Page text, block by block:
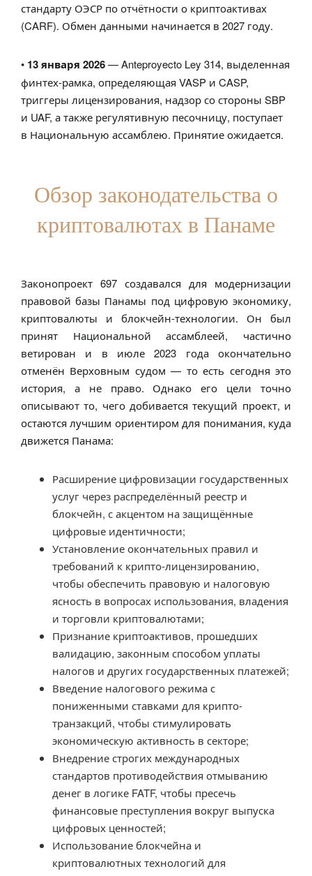
стандарту ОЭСР по отчётности о криптоактивах
(CARF). Обмен данными начинается в 2027 году.
• 13 января 2026— Anteproyecto Ley 314, выделенная
финтех-рамка, определяющая VASP и CASP,
триггеры лицензирования, надзор со стороны SBP
и UAF, а также регулятивную песочницу, поступает
в Национальную ассамблею. Принятие ожидается.
Обзор законодательства о
криптовалютах в Панаме
Законопроект 697 создавался для модернизации
правовой базы Панамы под цифровую экономику,
криптовалюты и блокчейн-технологии. Он был
принят Национальной ассамблеей, частично
ветирован и в июле 2023 года окончательно
отменён Верховным судом — то есть сегодня это
история, а не право. Однако его цели точно
описывают то, чего добивается текущий проект, и
остаются лучшим ориентиром для понимания, куда
движется Панама:
Расширение цифровизации государственных
услуг через распределённый реестр и
блокчейн, с акцентом на защищённые
цифровые идентичности;
Установление окончательных правил и
требований к крипто-лицензированию,
чтобы обеспечить правовую и налоговую
ясность в вопросах использования, владения
и торговли криптовалютами;
Признание криптоактивов, прошедших
валидацию, законным способом уплаты
налогов и других государственных платежей;
Введение налогового режима с
пониженными ставками для крипто-
транзакций, чтобы стимулировать
экономическую активность в секторе;
Внедрение строгих международных
стандартов противодействия отмыванию
денег в логике FATF, чтобы пресечь
финансовые преступления вокруг выпуска
цифровых ценностей;
Использование блокчейна и
криптовалютных технологий для